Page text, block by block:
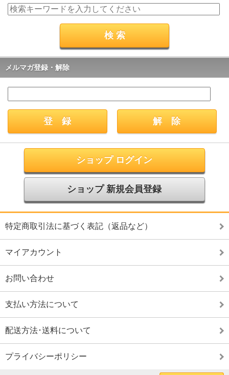
メルマガ登録・解除
ショップ ログイン
ショップ 新規会員登録
特定商取引法に基づく表記（返品など）
マイアカウント
お問い合わせ
支払い方法について
配送方法･送料について
プライバシーポリシー